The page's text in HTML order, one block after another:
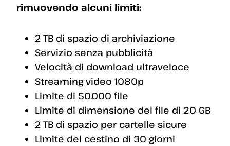
rimuovendo alcuni limiti:
2 TB di spazio di archiviazione
Servizio senza pubblicità
Velocità di download ultraveloce
Streaming video 1080p
Limite di 50.000 file
Limite di dimensione del file di 20 GB
2 TB di spazio per cartelle sicure
Limite del cestino di 30 giorni